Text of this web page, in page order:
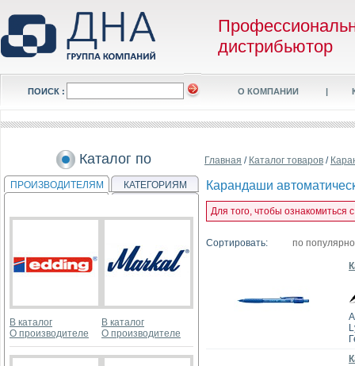
дистрибьютор
ПОИСК : О КОМПАНИИ |
Каталог по
ПРОИЗВОДИТЕЛЯМ КАТЕГОРИЯМ
В каталог
О производителе
В каталог
О производителе
Главная / Каталог товаров /
Карандаши
Для того, чтобы ознакомиться
Сортировать: по